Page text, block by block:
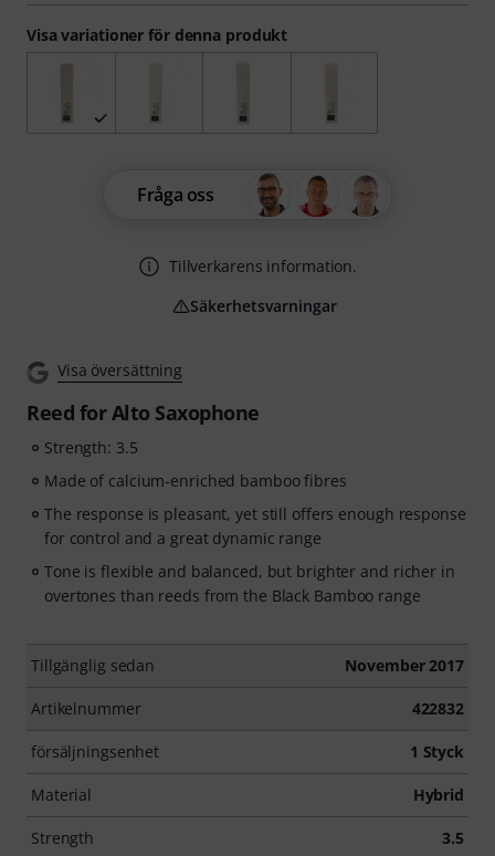
Visa översättning
Reed for Alto Saxophone
Strength: 3.5
Made of calcium-enriched bamboo fibres
The response is pleasant, yet still offers enough response
for control and a great dynamic range
Tone is flexible and balanced, but brighter and richer in
overtones than reeds from the Black Bamboo range
Tillgänglig sedan November 2017
Artikelnummer 422832
försäljningsenhet 1 Styck
Material Hybrid
Strength 3.5
Visa variationer för denna produkt
Fråga oss
Tillverkarens information.
Säkerhetsvarningar